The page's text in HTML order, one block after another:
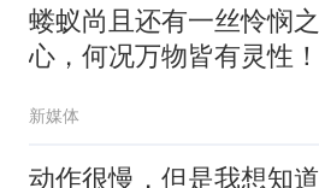
蝼蚁尚且还有一丝怜悯之
心，何况万物皆有灵性！
新媒体
动作很慢，但是我想知道